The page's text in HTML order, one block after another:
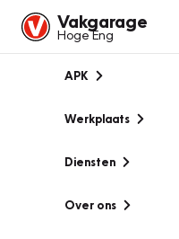
Vakgarage
Hoge Eng
APK
Werkplaats
Diensten
Over ons